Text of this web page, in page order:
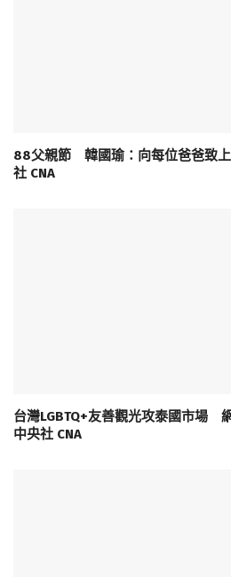
88父親節 韓國瑜：向每位爸爸致
社 CNA
台灣LGBTQ+友善觀光攻泰國市場
中央社 CNA